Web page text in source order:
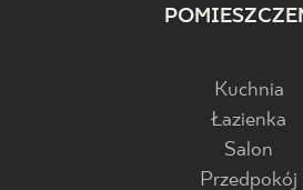
Kuchnia
Łazienka
Salon
Przedpokój